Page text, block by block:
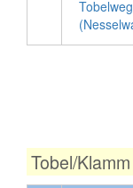
Tobel/